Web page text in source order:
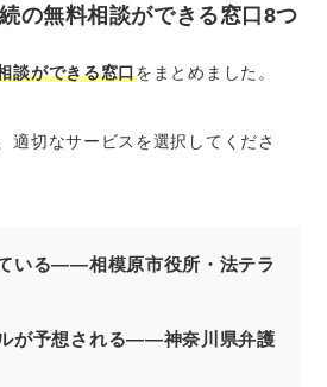
まない
ラブル事情｜2022年の調停件
市で相続の悩みがある方は無
の無料相談ができる窓口8つ
談ができる窓口をまとめました。
適切なサービスを選択してくださ
いる――相模原市役所・法テラ
が予想される――神奈川県弁護